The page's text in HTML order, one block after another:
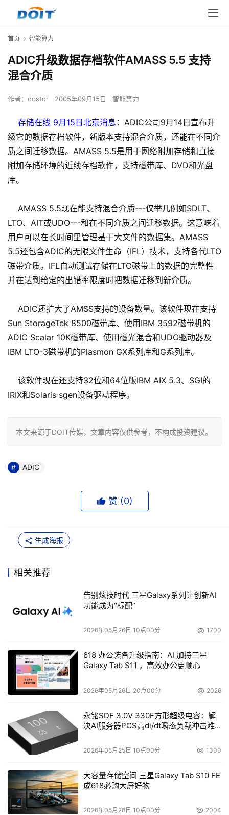
首页 智能算力
ADIC升级数据存档软件AMASS 5.5 支持
混合介质
作者： dostor 2005年09月15日 智能算力
存储在线 9月15日北京消息 ：ADIC公司9月14日宣布升
级它的数据存档软件，新版本支持混合介质，还能在不同介
质之间迁移数据。AMASS 5.5是用于网络附加存储和直接
附加存储环境的近线存档软件，支持磁带库、DVD和光盘
库。
AMASS 5.5现在能支持混合介质---仅举几例如SDLT、
LTO、AIT或UDO---和在不同介质之间迁移数据。这意味着
用户可以在长时间里管理基于大文件的数据集。AMASS
5.5还包含ADIC的无限文件生命（IFL）技术，支持各代LTO
磁带介质。IFL自动测试存储在LTO磁带上的数据的完整性
并在达到给定的出错率限度时把数据迁移到新介质。
ADIC还扩大了AMSS支持的设备数量。该软件现在支持
Sun StorageTek 8500磁带库、使用IBM 3592磁带机的
ADIC Scalar 10K磁带库、使用磁光混合和UDO驱动器及
IBM LTO-3磁带机的Plasmon GX系列库和G系列库。
该软件现在还支持32位和64位版IBM AIX 5.3、SGI的
IRIX和Solaris sgen设备驱动程序。
本文来源于DOIT传媒，文章内容仅供参考，不构成投资建议。
ADIC
赞 (0)
生成海报
相关推荐
告别炫技时代 三星Galaxy系列让创新AI
功能成为“标配”
2026年05月26日 10点00分 1700
618 办公装备升级指南：AI 加持三星
Galaxy Tab S11 ，高效办公更顺心
2026年05月26日 20点00分 2026
永铭SDF 3.0V 330F方形超级电容：解
决AI服务器PCS高di/dt瞬态负载冲击难
2026年05月25日 10点00分 1300
大容量存储空间 三星Galaxy Tab S10 FE
成618必购大屏好物
2026年05月28日 10点00分 2004